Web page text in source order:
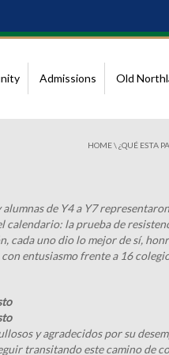
Admissions Old
HOME\ ¿QUÉ ESTA
de Y4 a Y7
calendario: la prueba de
cada uno dio lo mejor de sí,
entusiasmo frente a 16
y agradecidos por su
transitando este camino de